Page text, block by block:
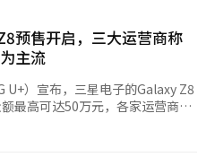
于购物的特化店，并推出了“智
和方便食品为中心的便利店扩展
国游客偏好的商品的旅游商品特
则加强了当地食材和进口商品的
调整商品组合，扩大了访客的流
费信心的恢复、高油价补贴的效
用范围限制，进一步提高育儿家
前累计可获得3650万韩元的政府
下方式发放：出生时一次性领取
领取110万韩元，1岁期间每月
月继续领取10万韩元。 不过
以来，首尔首次进入“严重高温
补充水分，关注老人及儿童的健
以来，首尔已累计报告热射病患
，并将高温综合应对指挥中心扩
市基础设施本
预售开启，三大运营商称
主流
U+）宣布，三星电子的Galaxy Z8
最高可达50万元，各家运营商通
和旧手机回收等，展开客户争夺